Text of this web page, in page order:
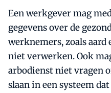
Een werkgever mag
gegevens over de
werknemers, zoals aard
niet verwerken. Ook
arbodienst niet vragen
slaan in een systeem